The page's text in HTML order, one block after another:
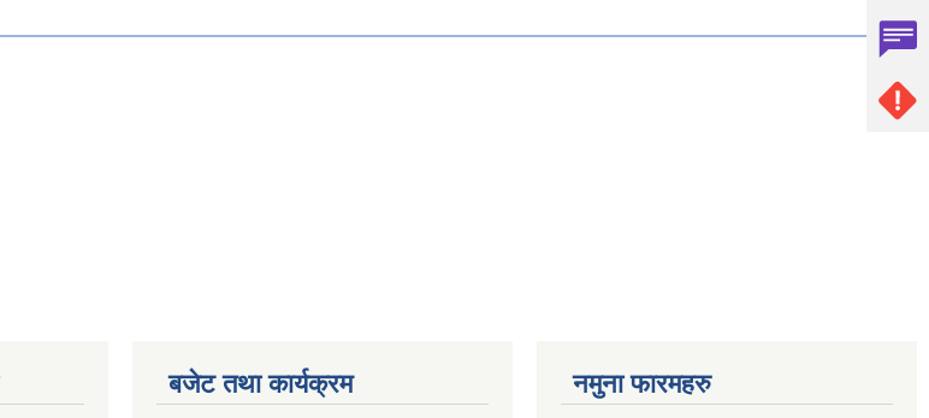
बजेट तथा कार्यक्रम नमुना फारमहरु